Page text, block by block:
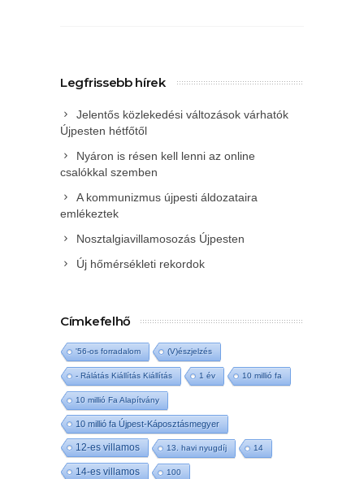
Legfrissebb hírek
Jelentős közlekedési változások várhatók
Újpesten hétfőtől
Nyáron is résen kell lenni az online
csalókkal szemben
A kommunizmus újpesti áldozataira
emlékeztek
Nosztalgiavillamosozás Újpesten
Új hőmérsékleti rekordok
Címkefelhő
'56-os forradalom (V)észjelzés
- Rálátás Kiállítás Kiállítás 1 év 10 millió fa
10 millió Fa Alapítvány
10 millió fa Újpest-Káposztásmegyer
12-es villamos 13. havi nyugdíj 14
14-es villamos 100